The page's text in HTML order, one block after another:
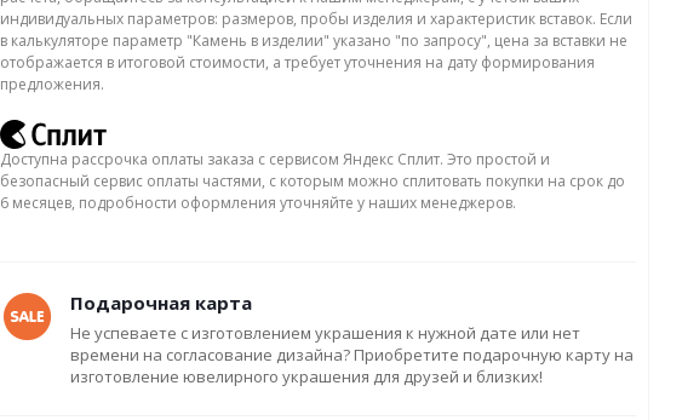
индивидуальных параметров: размеров, пробы изделия и характеристик вставок. Если
в калькуляторе параметр "Камень в изделии" указано "по запросу", цена за вставки не
отображается в итоговой стоимости, а требует уточнения на дату формирования
предложения.
Доступна рассрочка оплаты заказа с сервисом Яндекс Сплит. Это простой и
безопасный сервис оплаты частями, с которым можно сплитовать покупки на срок до
6 месяцев, подробности оформления уточняйте у наших менеджеров.
Подарочная карта
Не успеваете с изготовлением украшения к нужной дате или нет
времени на согласование дизайна? Приобретите подарочную карту на
изготовление ювелирного украшения для друзей и близких!